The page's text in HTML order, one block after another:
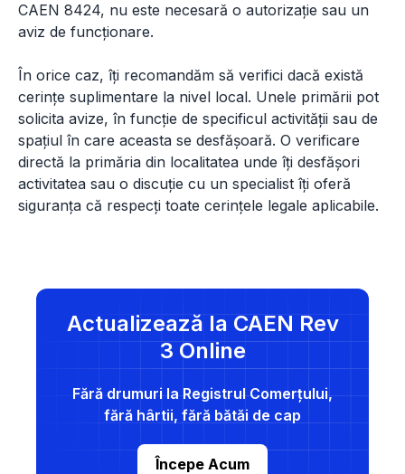
CAEN 8424, nu este necesară o autorizație sau un
aviz de funcționare.
În orice caz, îți recomandăm să verifici dacă există
cerințe suplimentare la nivel local. Unele primării pot
solicita avize, în funcție de specificul activității sau de
spațiul în care aceasta se desfășoară. O verificare
directă la primăria din localitatea unde îți desfășori
activitatea sau o discuție cu un specialist îți oferă
siguranța că respecți toate cerințele legale aplicabile.
Actualizează la CAEN Rev
3 Online
Fără drumuri la Registrul Comerțului,
fără hârtii, fără bătăi de cap
Începe Acum